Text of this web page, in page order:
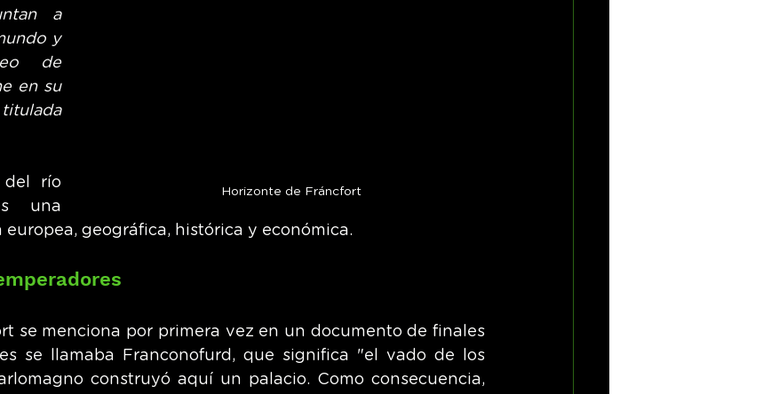
Horizonte de Fráncfort
a
y
de
en su
del río
una
geográfica, histórica y económica.
se menciona por primera vez en un documento de finales
se llamaba Franconofurd, que significa "el vado de los
construyó aquí un palacio. Como consecuencia,